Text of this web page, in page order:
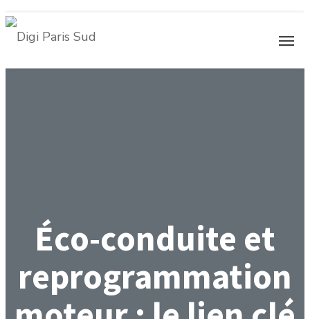
Éco-conduite et
reprogrammation